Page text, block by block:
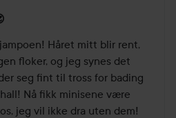
Håret mitt blir rent,
floker, og jeg synes det
seg fint til tross for bading
Nå fikk minisene være
jeg vil ikke dra uten dem!